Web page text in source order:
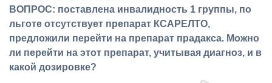
ВОПРОС: поставлена инвалидность 1 группы, по
льготе отсутствует препарат КСАРЕЛТО,
предложили перейти на препарат прадакса. Можно
ли перейти на этот препарат, учитывая диагноз, и в
какой дозировке?